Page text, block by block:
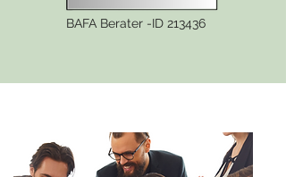
BAFA Berater -ID 213436